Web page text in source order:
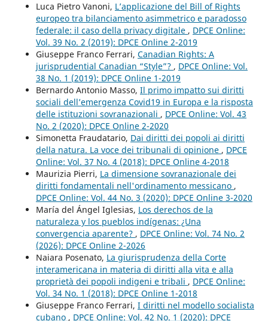
Luca Pietro Vanoni, L’applicazione del Bill of Rights
europeo tra bilanciamento asimmetrico e paradosso
federale: il caso della privacy digitale , DPCE Online:
Vol. 39 No. 2 (2019): DPCE Online 2-2019
Giuseppe Franco Ferrari, Canadian Rights: A
jurisprudential Canadian “Style”? , DPCE Online: Vol.
38 No. 1 (2019): DPCE Online 1-2019
Bernardo Antonio Masso, Il primo impatto sui diritti
sociali dell’emergenza Covid19 in Europa e la risposta
delle istituzioni sovranazionali , DPCE Online: Vol. 43
No. 2 (2020): DPCE Online 2-2020
Simonetta Fraudatario, Dai diritti dei popoli ai diritti
della natura. La voce dei tribunali di opinione , DPCE
Online: Vol. 37 No. 4 (2018): DPCE Online 4-2018
Maurizia Pierri, La dimensione sovranazionale dei
diritti fondamentali nell'ordinamento messicano ,
DPCE Online: Vol. 44 No. 3 (2020): DPCE Online 3-2020
María del Ángel Iglesias, Los derechos de la
naturaleza y los pueblos indígenas: ¿Una
convergencia aparente? , DPCE Online: Vol. 74 No. 2
(2026): DPCE Online 2-2026
Naiara Posenato, La giurisprudenza della Corte
interamericana in materia di diritti alla vita e alla
proprietà dei popoli indigeni e tribali , DPCE Online:
Vol. 34 No. 1 (2018): DPCE Online 1-2018
Giuseppe Franco Ferrari, I diritti nel modello socialista
cubano , DPCE Online: Vol. 42 No. 1 (2020): DPCE